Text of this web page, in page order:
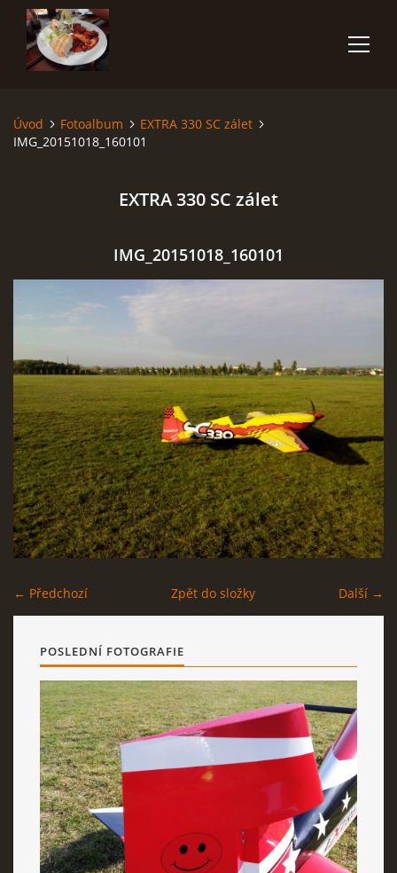
ÚVOD
AKCE
AKTUALITY
ODKAZY
DISKUZE
ZÁLIBY
NAVIJÁK PRO START VĚTRONĚ
AKCE PRO ROK 2016
PLOCHA HOLEŠOV
RcAeroHolešov
Úvod Fotoalbum
EXTRA 330 SC zálet
IMG_20151018_160101
EXTRA 330 SC zálet
IMG_20151018_160101
← Předchozí Další →
Zpět do složky
POSLEDNÍ FOTOGRAFIE